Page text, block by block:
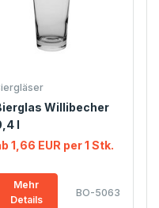
Willibecher
l
1,66 EUR per 1 Stk.
Mehr
Details
BO-5063